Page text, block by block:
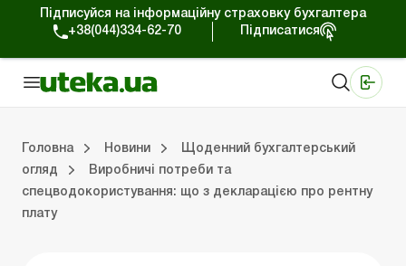
Підписуйся на інформаційну страховку бухгалтера
+38(044)334-62-70
Підписатися
Головна Новини
Щоденний бухгалтерський
огляд
Виробничі потреби та
спецводокористування: що з декларацією про рентну
плату